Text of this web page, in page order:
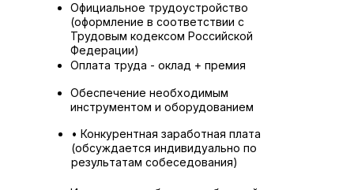
Официальное трудоустройство
(оформление в соответствии с
Трудовым кодексом Российской
Федерации)
Оплата труда - оклад + премия
Обеспечение необходимым
инструментом и оборудованием
• Конкурентная заработная плата
(обсуждается индивидуально по
результатам собеседования)